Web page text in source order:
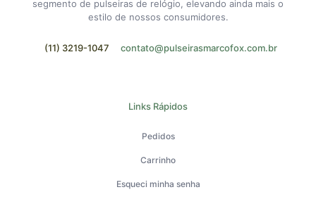
segmento de pulseiras de relógio, elevando ainda mais o
estilo de nossos consumidores.
(11) 3219-1047 contato@pulseirasmarcofox.com.br
Links Rápidos
Pedidos
Carrinho
Esqueci minha senha